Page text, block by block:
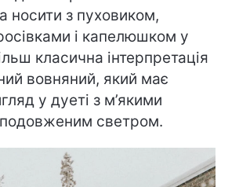
носити з пуховиком,
і капелюшком у
класична інтерпретація
вовняний, який має
у дуеті з м’якими
светром.